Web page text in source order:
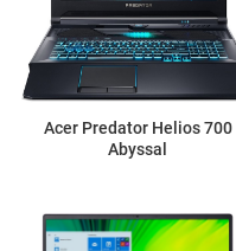
Acer Predator Helios 700
Abyssal